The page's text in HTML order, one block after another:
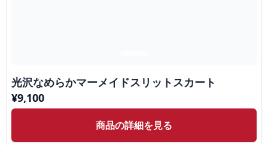
光沢なめらかマーメイドスリットスカート
¥9,100
商品の詳細を見る